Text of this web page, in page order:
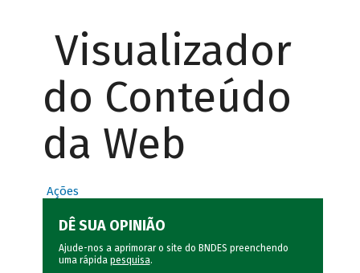
Visualizador
do Conteúdo
da Web
Ações
DÊ SUA OPINIÃO
Ajude-nos a aprimorar o site do BNDES preenchendo
uma rápida pesquisa.